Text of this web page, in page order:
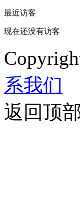
最近访客
现在还没有访客
系我们
返回顶